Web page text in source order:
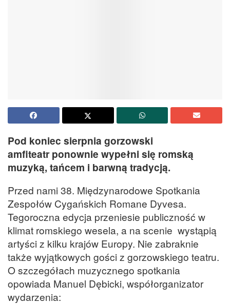
Pod koniec sierpnia gorzowski
amfiteatr ponownie wypełni się romską
muzyką, tańcem i barwną tradycją.
Przed nami 38. Międzynarodowe Spotkania
Zespołów Cygańskich Romane Dyvesa.
Tegoroczna edycja przeniesie publiczność w
klimat romskiego wesela, a na scenie wystąpią
artyści z kilku krajów Europy. Nie zabraknie
także wyjątkowych gości z gorzowskiego teatru.
O szczegółach muzycznego spotkania
opowiada Manuel Dębicki, współorganizator
wydarzenia: